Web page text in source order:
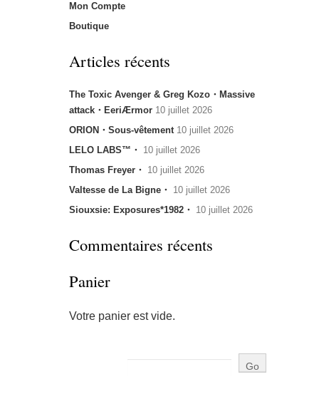
Mon Compte
Boutique
Articles récents
The Toxic Avenger & Greg Kozo・Massive
attack・EeriÆrmor 10 juillet 2026
ORION・Sous-vêtement 10 juillet 2026
LELO LABS™・ 10 juillet 2026
Thomas Freyer・ 10 juillet 2026
Valtesse de La Bigne・ 10 juillet 2026
Siouxsie: Exposures*1982・ 10 juillet 2026
Commentaires récents
Panier
Votre panier est vide.